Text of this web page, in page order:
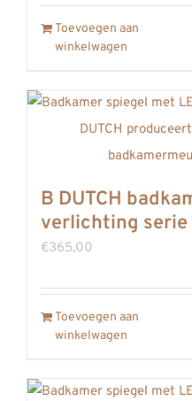
Toevoegen aan
winkelwagen
B DUTCH
verlichting serie
€365,00
Toevoegen aan
winkelwagen